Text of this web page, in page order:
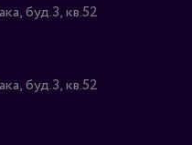
буд.3, кв.52
буд.3, кв.52